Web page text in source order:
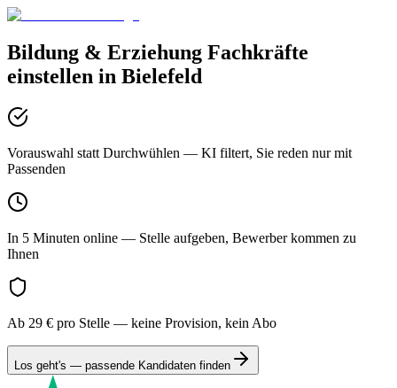
Bildung & Erziehung Fachkräfte
einstellen in Bielefeld
Vorauswahl statt Durchwühlen — KI filtert, Sie reden nur mit
Passenden
In 5 Minuten online — Stelle aufgeben, Bewerber kommen zu
Ihnen
Ab 29 € pro Stelle — keine Provision, kein Abo
Los geht's — passende Kandidaten finden